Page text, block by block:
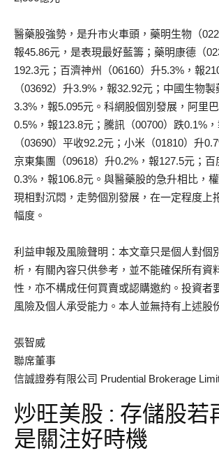
醫藥股強勢，是升市火車頭，藥明生物（
報45.86元，是表現最好藍籌；藥明康德（
192.3元；百濟神州（06160）升5.3%，報
（03692）升3.9%，報32.92元；中國生物
3.3%，報5.095元。科網股個別發展，阿里
0.5%，報123.8元；騰訊（00700）跌0.1%
（03690）平收92.2元；小米（01810）升
京東集團（09618）升0.2%，報127.5元；
0.3%，報106.8元。與醫藥股的急升相比，
現相對沉悶，走勢個別發展，在一定程度上
幅度。
利益申報及風險聲明：本文章只是個人對個
析，有關內容只供參考，並不能確保所有資
性，亦不構成任何買賣或認購邀約。投資者
風險及個人承受能力。本人並無持有上述股
張智威
聯席董事
信誠證券有限公司 Prudential Brokerage
炒旺美股 : 存儲股若
是關注好時機